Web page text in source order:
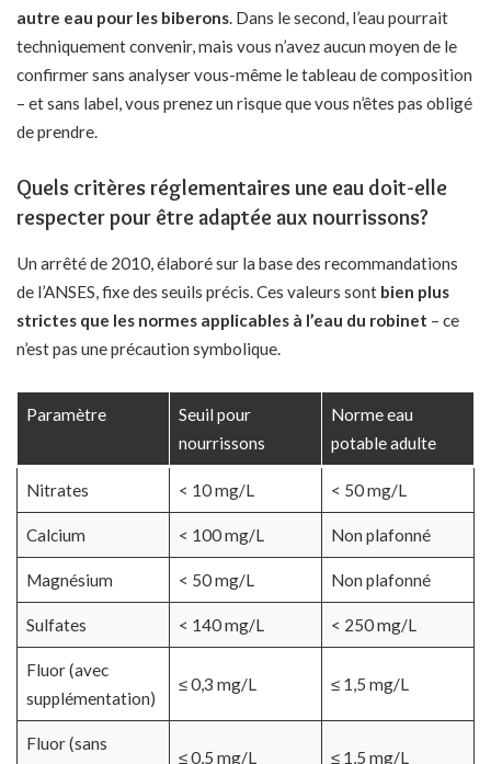
autre eau pour les biberons. Dans le second, l’eau pourrait
techniquement convenir, mais vous n’avez aucun moyen de le
confirmer sans analyser vous-même le tableau de composition
– et sans label, vous prenez un risque que vous n’êtes pas obligé
de prendre.
Quels critères réglementaires une eau doit-elle
respecter pour être adaptée aux nourrissons?
Un arrêté de 2010, élaboré sur la base des recommandations
de l’ANSES, fixe des seuils précis. Ces valeurs sont bien plus
strictes que les normes applicables à l’eau du robinet – ce
n’est pas une précaution symbolique.
Paramètre
Seuil pour
nourrissons
Norme eau
potable adulte
Nitrates < 10 mg/L < 50 mg/L
Calcium < 100 mg/L Non plafonné
Magnésium < 50 mg/L Non plafonné
Sulfates < 140 mg/L < 250 mg/L
Fluor (avec
supplémentation)
≤ 0,3 mg/L ≤ 1,5 mg/L
Fluor (sans
≤ 0,5 mg/L ≤ 1,5 mg/L